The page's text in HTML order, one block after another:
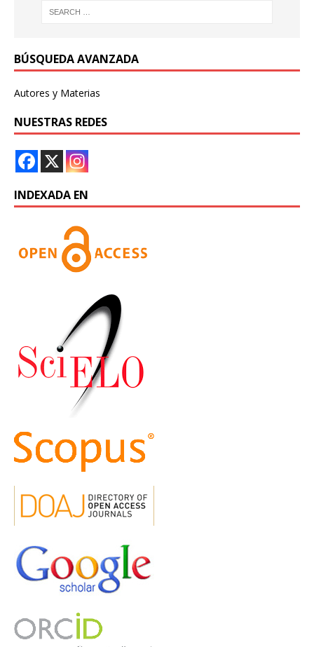
BÚSQUEDA AVANZADA
Autores y Materias
NUESTRAS REDES
INDEXADA EN